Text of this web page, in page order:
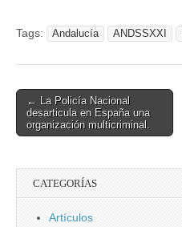
Jefes de
Jefes de
Tags: Andalucía ANDSSXXI
Post
navigation
← La Policía Nacional
desarticula en España una
organización multicriminal.
CATEGORÍAS
Artículos